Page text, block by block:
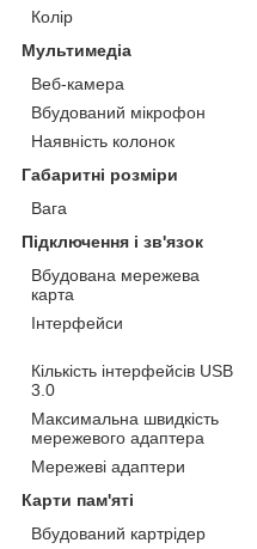
Колір
Мультимедіа
Веб-камера
Вбудований мікрофон
Наявність колонок
Габаритні розміри
Вага
Підключення і зв'язок
Вбудована мережева
карта
Інтерфейси
Кількість інтерфейсів USB
3.0
Максимальна швидкість
мережевого адаптера
Мережеві адаптери
Карти пам'яті
Вбудований картрідер